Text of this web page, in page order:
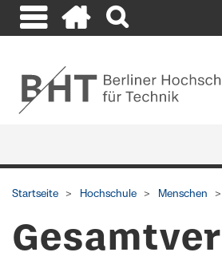
Startseite Hochschule Menschen